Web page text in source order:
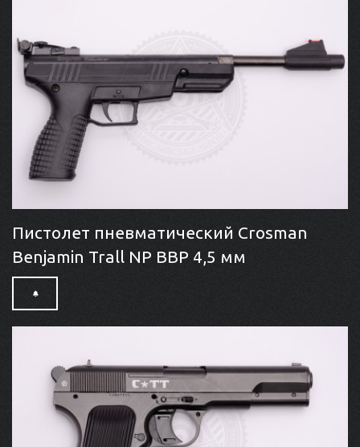
Пистолет пневматический Crosman
Benjamin Trall NP BBP 4,5 мм